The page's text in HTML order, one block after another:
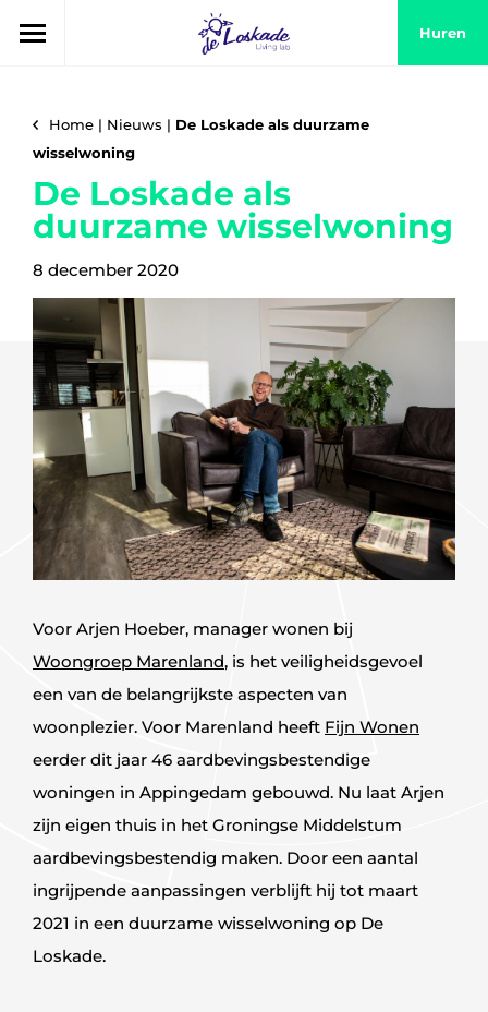
Huren
Home | Nieuws | De Loskade als duurzame
wisselwoning
De Loskade als
duurzame wisselwoning
8 december 2020
Voor Arjen Hoeber, manager wonen bij
Woongroep Marenland, is het veiligheidsgevoel
een van de belangrijkste aspecten van
woonplezier. Voor Marenland heeft Fijn Wonen
eerder dit jaar 46 aardbevingsbestendige
woningen in Appingedam gebouwd. Nu laat Arjen
zijn eigen thuis in het Groningse Middelstum
aardbevingsbestendig maken. Door een aantal
ingrijpende aanpassingen verblijft hij tot maart
2021 in een duurzame wisselwoning op De
Loskade.